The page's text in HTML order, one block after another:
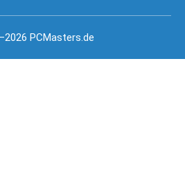
PCMasters.de